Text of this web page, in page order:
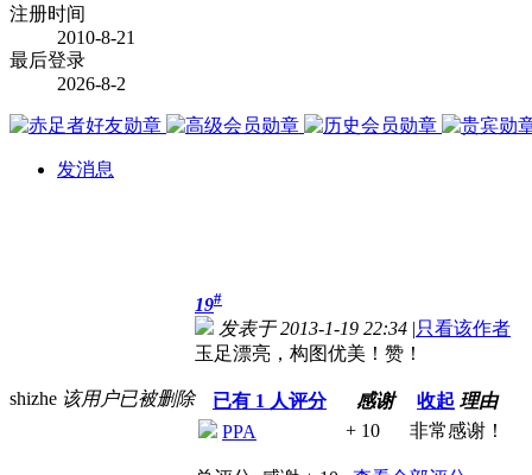
注册时间
2010-8-21
最后登录
2026-8-2
发消息
shizhe 该用户已被删除
19#
发表于 2013-1-19 22:34 |只看该作者
玉足漂亮，构图优美！赞！
已有 1 人评分 感谢 收起 理由
PPA
+ 10 非常感谢！